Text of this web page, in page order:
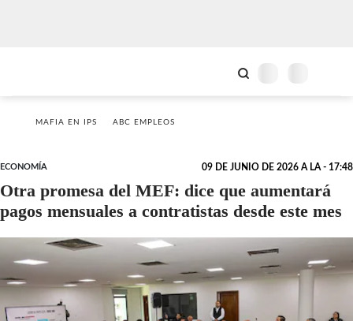
MAFIA EN IPS ABC EMPLEOS
ECONOMÍA 09 DE JUNIO DE 2026 A LA - 17:48
Otra promesa del MEF: dice que aumentará
pagos mensuales a contratistas desde este mes